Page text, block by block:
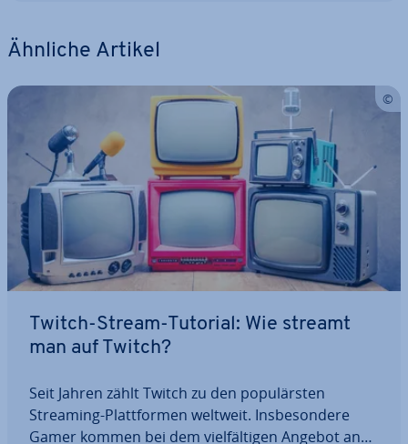
Ähnliche Artikel
Twitch-Stream-Tutorial: Wie streamt
man auf Twitch?
Seit Jahren zählt Twitch zu den po­pu­lärs­ten
Streaming-Platt­for­men weltweit. Ins­be­son­de­re
Gamer kommen bei dem viel­fäl­ti­gen Angebot an